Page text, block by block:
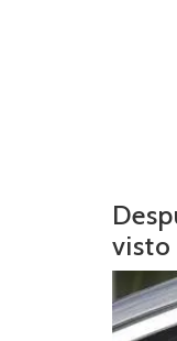
visto